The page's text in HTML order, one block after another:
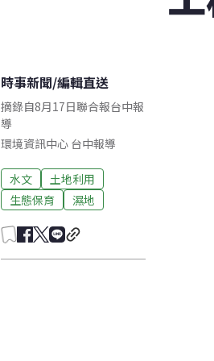
時事新聞/編輯直送
摘錄自8月17日聯合報台中報
導
環境資訊中心 台中報導
水文
土地利用
生態保育
濕地